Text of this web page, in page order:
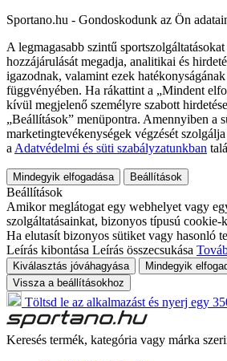
Sportano.hu - Gondoskodunk az Ön
A legmagasabb szintű
hozzájárulását megadja, analitikai és
igazodnak, valamint ezek
függvényében. Ha rákattint a „Mindent
kívül megjelenő személyre szabott
„Beállítások” menüpontra. Amennyiben a
marketingtevékenységek végzését
a Adatvédelmi és süti szabályzatunkban
Mindegyik elfogadása Beállítások
Beállítások
Amikor meglátogat egy webhelyet vagy
szolgáltatásainkat, bizonyos típusú cookie-
Ha elutasít bizonyos sütiket vagy hasonló
Leírás kibontása Leírás összecsukása
Kiválasztás jóváhagyása
Mindegyik
Vissza a beállításokhoz
Töltsd le az alkalmazást és nyerj egy
Keresés termék, kategória vagy márka